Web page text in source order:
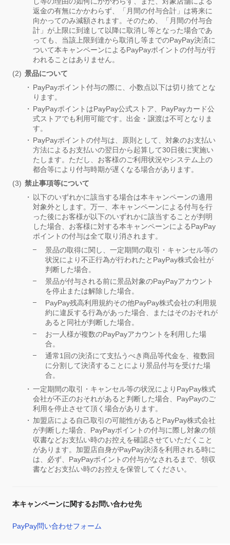
返金の有無にかかわらず、「月間の付与合計」は将来に
向かってのみ減額されます。そのため、「月間の付与合
計」が上限に到達して以降に取消し等となった場合であ
っても、当該上限到達から取消し等までのPayPay決済に
ついて本キャンペーンによるPayPayポイントの付与が行
われることはありません。
景品について
PayPayポイント付与の際に、小数点以下は切り捨てとな
ります。
PayPayポイントはPayPay公式ストア、PayPayカード公
式ストアでも利用可能です。出金・譲渡は不可となりま
す。
PayPayポイントの付与は、原則として、対象のお支払い
方法によるお支払いの翌日から起算して30日後に実施い
たします。ただし、お客様のご利用状況やシステム上の
都合等により付与時期が遅くなる場合があります。
禁止事項等について
以下のいずれかに該当する場合は本キャンペーンの適用
対象外とします。万一、本キャンペーンによる付与を行
った後にお客様が以下のいずれかに該当することが判明
した場合、お客様に対する本キャンペーンによるPayPay
ポイントの付与は全て取り消されます。
景品の取得に関し、一定期間の取引・キャンセル等の
状況により不正行為が行われたとPayPay株式会社が
判断した場合。
景品が付与される前に景品対象のPayPayアカウント
を停止または解除した場合。
PayPay残高利用規約その他PayPay株式会社の利用規
約に違反する行為があった場合、またはそのおそれが
あると同社が判断した場合。
お一人様が複数のPayPayアカウントを利用した場
合。
通常1回の決済にて支払うべき商品等代金を、複数回
に分割して決済することにより景品付与を受けた場
合。
一定期間の取引・キャンセル等の状況によりPayPay株式
会社が不正のおそれがあると判断した場合、PayPayのご
利用を停止させて頂く場合があります。
加盟店による自己取引の可能性があるとPayPay株式会社
が判断した場合、PayPayポイントの付与に際し対象の領
収書などお支払い時のお控えを確認させていただくこと
があります。加盟店自身がPayPay決済を利用される時に
は、必ず、PayPayポイントの付与がなされるまで、領収
書などお支払い時のお控えを保管してください。
本キャンペーンに関するお問い合わせ先
PayPay問い合わせフォーム